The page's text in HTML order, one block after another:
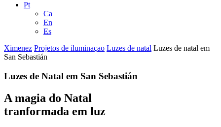
Pt
Ca
En
Es
Ximenez Projetos de iluminaçao Luzes de natal Luzes de natal em
San Sebastián
Luzes de Natal em San Sebastián
A magia do Natal
tranformada em luz